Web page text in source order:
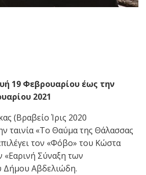
19 Φεβρουαρίου έως την
2021
(Βραβείο Ίρις 2020
ταινία «Το Θαύμα της Θάλασσας
τον «Φόβο» του Κώστα
«Εαρινή Σύναξη των
Δήμου Αβδελιώδη.